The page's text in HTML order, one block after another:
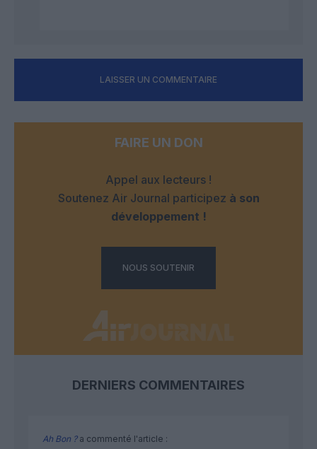
LAISSER UN COMMENTAIRE
FAIRE UN DON
Appel aux lecteurs !
Soutenez Air Journal participez à son
développement !
NOUS SOUTENIR
DERNIERS COMMENTAIRES
Ah Bon ?a commenté l'article :